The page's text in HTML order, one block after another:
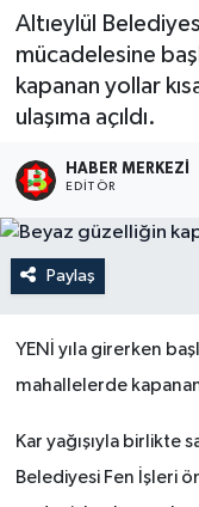
Altıeylül
mücadelesine
kapanan yollar
ulaşıma açıldı.
HABER MERKEZI
EDITÖR
Paylaş
YENİ yıla girerken
mahallelerde kapanan
Kar yağışıyla birlikte
Belediyesi Fen İşleri